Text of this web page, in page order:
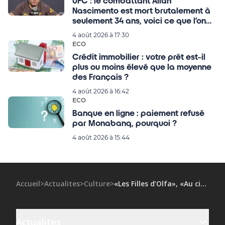
Nascimento est mort brutalement à
seulement 34 ans, voici ce que l’on
sait !
4 août 2026 à 17:30
ECO
Crédit immobilier : votre prêt est-il
plus ou moins élevé que la moyenne
des Français ?
4 août 2026 à 16:42
ECO
Banque en ligne : paiement refusé
par Monabanq, pourquoi ?
4 août 2026 à 15:44
Accueil>Actualites>Culture> «Les Filles d’Olfa», «Au cimetière de la pellicule», «Welfare»: génie du documentaire